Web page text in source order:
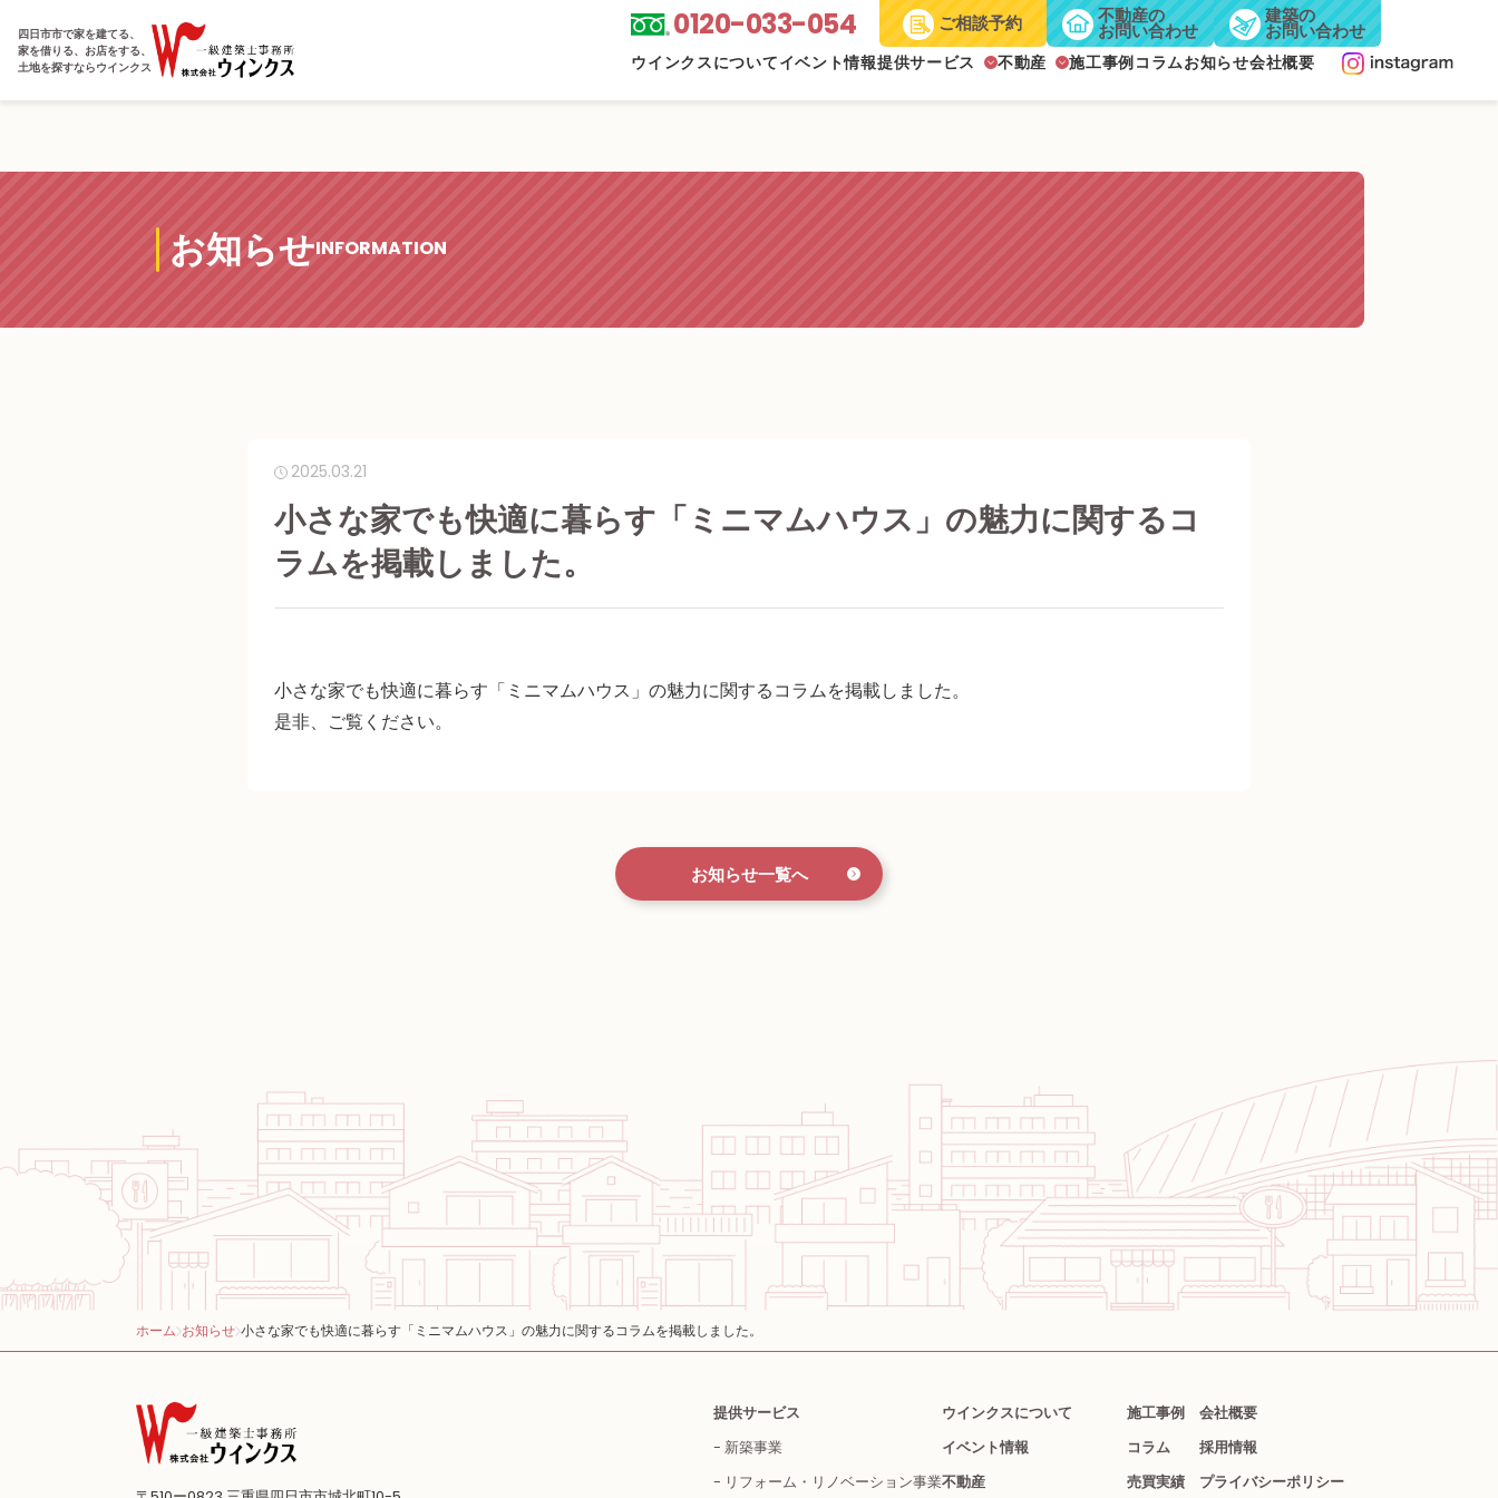
四日市市で家を建てる、
家を借りる、お店をする、
土地を探すならウインクス
0120-033-054 ご相談予約 不動産の
お問い合わせ
建築の
お問い合わせ
ウインクスについてイベント情報提供サービス 不動産 施工事例コラムお知らせ会社概要
お知らせINFORMATION
2025.03.21
小さな家でも快適に暮らす「ミニマムハウス」の魅力に関するコ
ラムを掲載しました。
小さな家でも快適に暮らす「ミニマムハウス」の魅力に関するコラムを掲載しました。
是非、ご覧ください。
お知らせ一覧へ
ホーム お知らせ 小さな家でも快適に暮らす「ミニマムハウス」の魅力に関するコラムを掲載しました。
提供サービス
新築事業
リフォーム・ リノベーション事業
ウインクスについて
イベント情報
不動産
施工事例
コラム
売買実績
会社概要
採用情報
プライバシーポリシー